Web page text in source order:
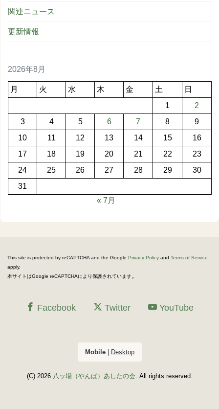
関連ニュース
更新情報
2026年8月
月 火 水 木 金 土
日
1
2
3
4 5 6 7 8
9
10
11 12 13 14 15
16
17
18 19 20 21 22
23
24
25 26 27 28 29
30
31
« 7月
This site is protected by reCAPTCHA and the Google Privacy Policy and Terms of Service
apply.
本サイトはGoogle reCAPTCHAにより保護されています。
Facebook Twitter YouTube
Mobile| Desktop
(C) 2026 八ッ場（やんば）あしたの会. All rights reserved.